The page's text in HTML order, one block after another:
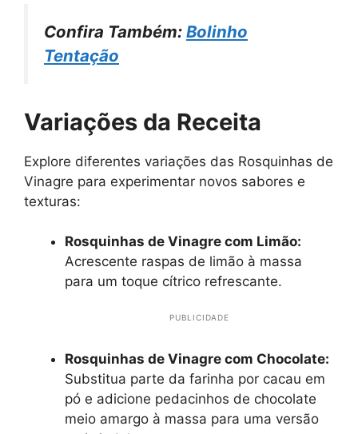
Confira Também: Bolinho
Tentação
Variações da Receita
Explore diferentes variações das Rosquinhas de
Vinagre para experimentar novos sabores e
texturas:
Rosquinhas de Vinagre com Limão:
Acrescente raspas de limão à massa
para um toque cítrico refrescante.
PUBLICIDADE
Rosquinhas de Vinagre com Chocolate:
Substitua parte da farinha por cacau em
pó e adicione pedacinhos de chocolate
meio amargo à massa para uma versão